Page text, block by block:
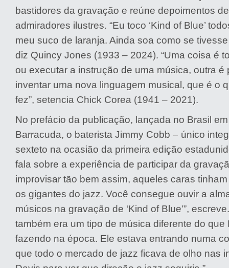
bastidores da gravação e reúne depoimentos
admiradores ilustres. “Eu toco ‘Kind of Blue’
meu suco de laranja. Ainda soa como se
diz Quincy Jones (1933 – 2024). “Uma coisa é
ou executar a instrução de uma música, outra é
inventar uma nova linguagem musical, que é o
fez”, setencia Chick Corea (1941 – 2021).
No prefácio da publicação, lançada no Brasil
Barracuda, o baterista Jimmy Cobb – único
sexteto na ocasião da primeira edição
fala sobre a experiência de participar da
improvisar tão bem assim, aqueles caras
os gigantes do jazz. Você consegue ouvir a
músicos na gravação de ‘Kind of Blue’”, escreve.
também era um tipo de música diferente do que
fazendo na época. Ele estava entrando numa
que todo o mercado de jazz ficava de olho nas